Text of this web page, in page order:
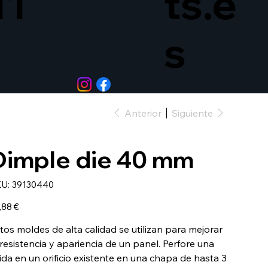
s
Anterior Siguiente
die 40 mm
SKU
39130440
39130440
€
moldes de alta calidad se utilizan para mejorar
y apariencia de un panel. Perfore una
en un orificio existente en una chapa de hasta 3